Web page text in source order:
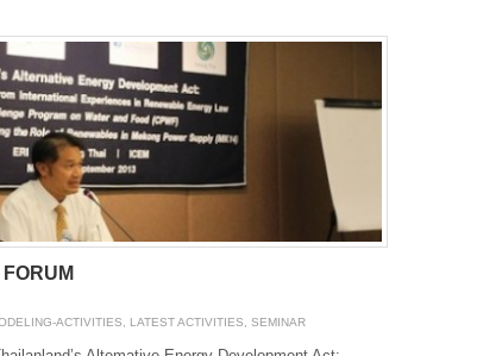
ACTIVITIES, LATEST ACTIVITIES, SEMINAR